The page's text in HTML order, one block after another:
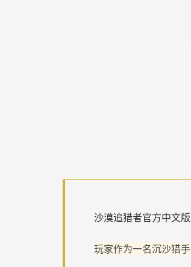
沙漠追猎者官方中文
玩家作为一名沉沙猎